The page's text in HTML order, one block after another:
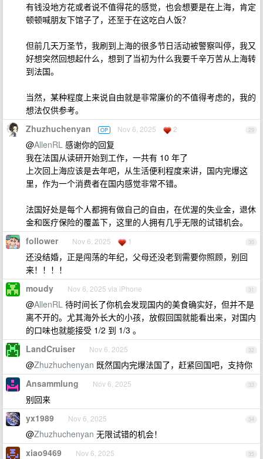
有钱没地方花或者说不值得花的感觉，也会想要是在上海，肯定
顿顿喊朋友下馆子了，还至于在这吃白人饭？
但前几天万圣节，我刷到上海的很多节日活动被警察叫停，我又
好想突然回想起什么，想到了当初为什么我要千辛万苦从上海转
到法国。
当然，某种程度上来说自由就是非常廉价的不值得考虑的，我的
想法仅供参考。
29
Zhuzhuchenyan OP Nov 6, 2025 2
@AllenRL 感谢你的回复
我在法国从读研开始到工作，一共有 10 年了
上次回上海应该是去年吧，从生活便利程度来讲，国内完爆这
里，作为一个消费者在国内感觉非常不错。
法国好处是每个人都拥有做自己的自由，在优渥的失业金，退休
金和医疗保险的覆盖下，这里的人拥有几乎无限的试错机会。
30
follower Nov 6, 2025 1
还没结婚，正是闯荡的年纪，父母还没老到需要你照顾，别回
来！！！！
31
moudy Nov 6, 2025 via iPhone
@AllenRL 待时间长了你机会发现国内的美食确实好，但并不是
离不开的。尤其海外长大的小孩，放假回国就能看出来，对国内
的口味也就能接受 1/2 到 1/3 。
32
LandCruiser Nov 6, 2025
@Zhuzhuchenyan 既然国内完爆法国了，赶紧回国吧，支持你
33
Ansammlung Nov 6, 2025
别回来
34
yx1989 Nov 6, 2025
@Zhuzhuchenyan 无限试错的机会！
35
xiao9469 Nov 6, 2025